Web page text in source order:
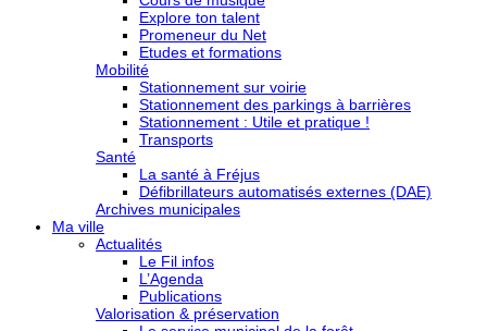
Explore ton talent
Promeneur du Net
Etudes et formations
Mobilité
Stationnement sur voirie
Stationnement des parkings à barrières
Stationnement : Utile et pratique !
Transports
Santé
La santé à Fréjus
Défibrillateurs automatisés externes (DAE)
Archives municipales
Ma ville
Actualités
Le Fil infos
L’Agenda
Publications
Valorisation & préservation